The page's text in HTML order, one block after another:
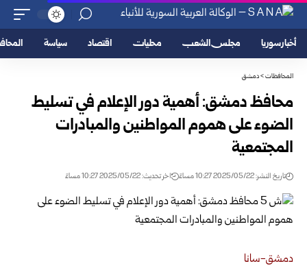
أخبار سوريا مجلس الشعب محليات اقتصاد سياسة
المحافظات>دمشق
محافظ دمشق: أهمية دور الإعلام في تسليط
الضوء على هموم المواطنين والمبادرات
المجتمعية
تاريخ النشر: 2025/05/22 10:27 مساءً اخر تحديث: 2025/05/22 10:27 مساءً
دمشق-سانا